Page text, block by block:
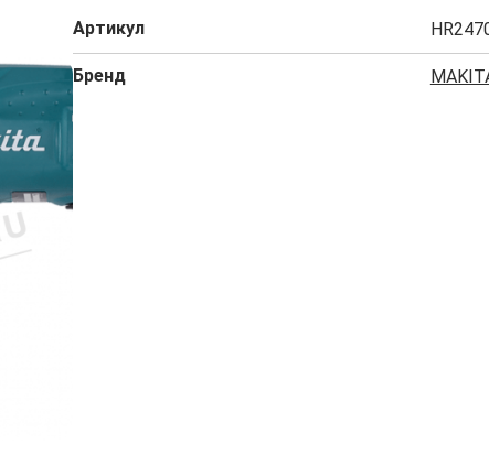
Артикул
Бренд